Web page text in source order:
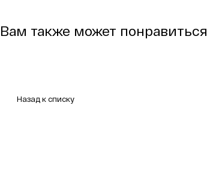
Вам также может понравиться
Назад к списку